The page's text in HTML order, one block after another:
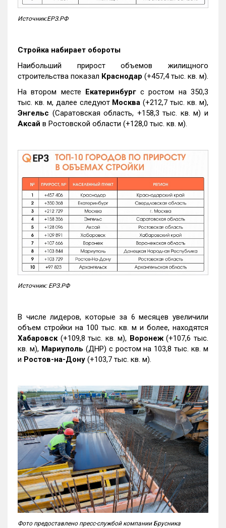
Источник:ЕРЗ.РФ
Стройка набирает обороты
Наибольший прирост объемов жилищного
строительства показал Краснодар (+457,4 тыс. кв. м).
На втором месте Екатеринбургс ростом на 350,3
тыс. кв. м, далее следуют Москва (+212,7 тыс. кв. м),
Энгельс (Саратовская область, +158,3 тыс. кв. м) и
Аксай в Ростовской области (+128,0 тыс. кв. м).
Источник: ЕРЗ.РФ
В числе лидеров, которые за 6 месяцев увеличили
объем стройки на 100 тыс. кв. м и более, находятся
Хабаровск (+109,8 тыс. кв. м), Воронеж(+107,6 тыс.
кв. м), Мариуполь (ДНР) с ростом на 103,8 тыс. кв. м
и Ростов-на-Дону (+103,7 тыс. кв. м).
Фото предоставлено пресс-службой компании Брусника